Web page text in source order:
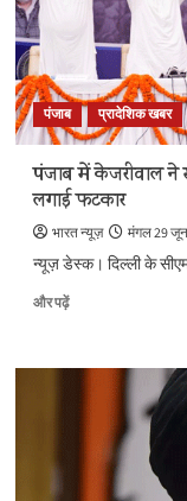
पंजाब प्रादेशिक खबर
पंजाब में केजरीवाल ने
लगाई फटकार
भारत न्यूज़ मंगल 29
न्यूज़ डेस्क। दिल्ली के
और पढ़ेंपंजाब
ने
फ्री
पिटारा,